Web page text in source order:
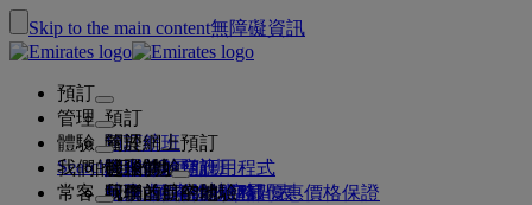
Skip to the main content無障礙資訊
預訂
預訂
預訂航班
搜尋航班
航班時間表
關於網上預訂
阿聯酋航空應用程式
阿聯酋航空最優惠價格保證
Search flight
管理
管理
管理你的預訂
檢索你的預訂
起飛前
起飛前
行李
體驗
機上體驗
航班上提供的服務
阿聯酋航空體驗
我們的目的地
我們的目的地
常客